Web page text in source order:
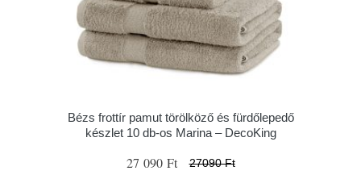
Bézs frottír pamut törölköző és fürdőlepedő
készlet 10 db-os Marina – DecoKing
27 090 Ft 27090 Ft